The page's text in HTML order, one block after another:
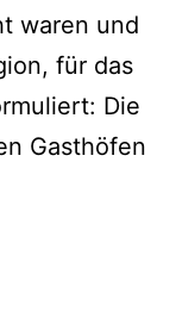
waren und
für das
Die
Gasthöfen